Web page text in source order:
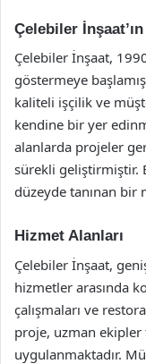
Çelebiler
Çelebiler İnşaat,
göstermeye
kaliteli işçilik ve
kendine bir yer
alanlarda projeler
sürekli geliştirmiştir.
düzeyde tanınan bir
Hizmet Alanları
Çelebiler İnşaat,
hizmetler arasında
çalışmaları ve
proje, uzman
uygulanmaktadır.